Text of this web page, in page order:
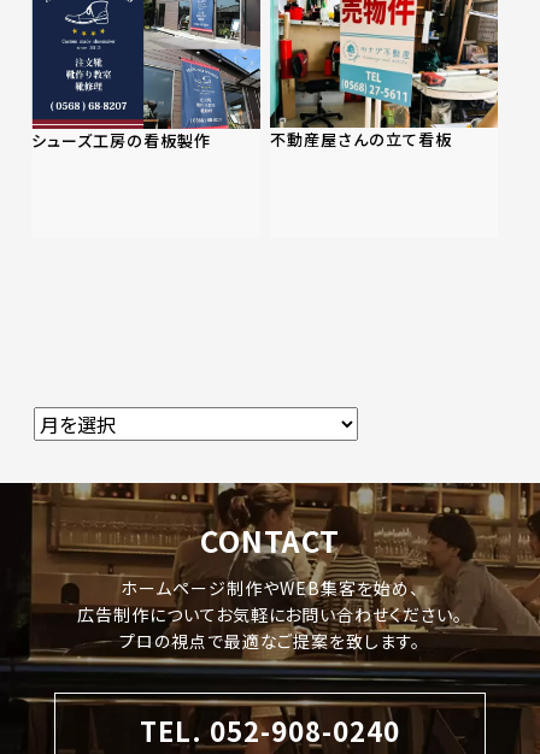
シューズ工房の看板製作 不動産屋さんの立て看板
CONTACT
ホームページ制作やWEB集客を始め、
広告制作についてお気軽にお問い合わせください。
プロの視点で最適なご提案を致します。
TEL. 052-908-0240